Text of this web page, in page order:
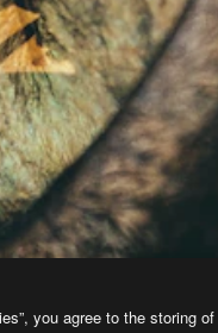
you agree to the storing